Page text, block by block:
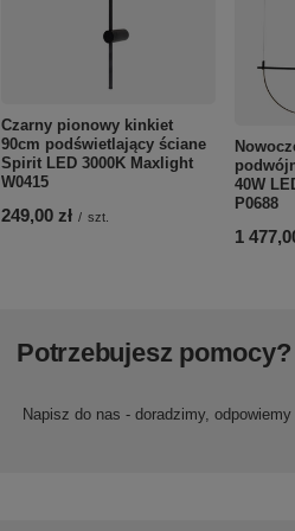
Czarny pionowy kinkiet
90cm podświetlający ściane
Spirit LED 3000K Maxlight
W0415
249,00 zł / szt.
40W
P0688
1
Potrzebujesz
Napisz do nas - doradzimy,